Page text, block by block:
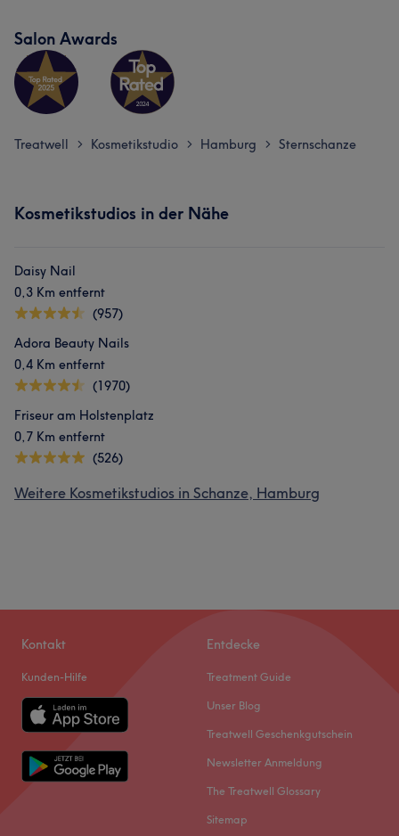
Salon Awards
Treatwell > Kosmetikstudio > Hamburg > Sternschanze
Kosmetikstudios in der Nähe
Daisy Nail
0,3 Km entfernt
(957)
Adora Beauty Nails
0,4 Km entfernt
(1970)
Friseur am Holstenplatz
0,7 Km entfernt
(526)
Weitere Kosmetikstudios in Schanze, Hamburg
Kontakt
Kunden-Hilfe
Entdecke
Treatment Guide
Unser Blog
Treatwell Geschenkgutschein
Newsletter Anmeldung
The Treatwell Glossary
Sitemap